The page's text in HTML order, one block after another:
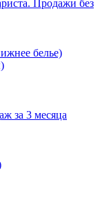
Продажи без
белье)
за 3 месяца